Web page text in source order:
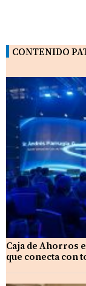
CONTENIDO
Caja de Ahorros
que conecta con